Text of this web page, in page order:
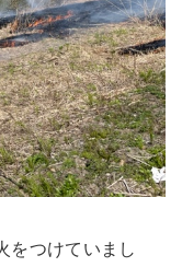
をつけていまし